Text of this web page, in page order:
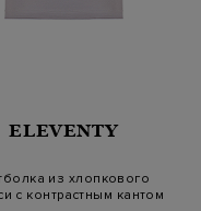
ELEVENTY
из хлопкового
с контрастным кантом